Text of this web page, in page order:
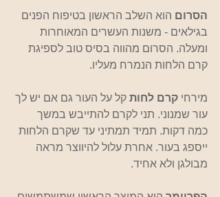
הסרום הוא השלב הראשון בטיפוח הפנים
בגילאים - משנות העשרים המאוחרות
ומעלה. הסרום מהווה בסיס טוב לספיגת
קרם הלחות הנמרח מעליו.
מירחי קרם לחות קל על העור גם אם יש לך
עור שמנוני. תני לקרם להתייבש במשך
כמה דקות. תמיד תמתיני עד שקרם הלחות
ייספג בעור. אחרת עלול להיווצר מראה
מבולגן ולא אחיד.